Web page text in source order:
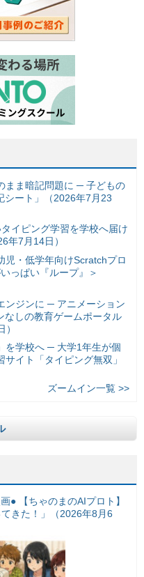
まま暗記問題に ─ 子どもの
シート」（2026年7月23
イピング学習を学校へ届け
年7月14日）
児・低学年向けScratchプロ
っぱい『ループ』＞
ンジンに ─ アニメーション
なしの教育ゲームポータル
を学校へ ─ 大学1年生が個
イト「タイピング無双」
ズームイン一覧 >>
● 【ちゃのまのAIプロト】
きた！」（2026年8月6